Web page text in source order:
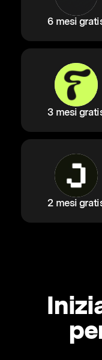
6 mesi
3 mesi
2 mesi